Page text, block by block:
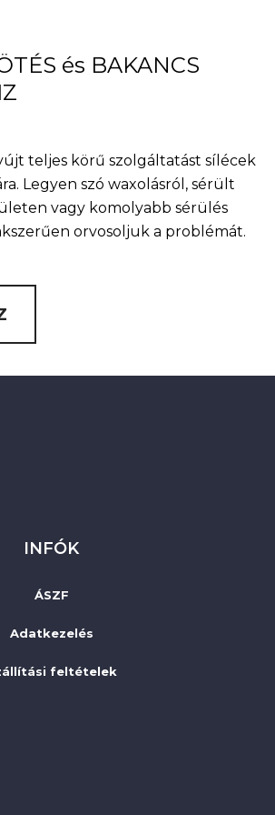
és BAKANCS
teljes körű szolgáltatást sílécek
Legyen szó waxolásról, sérült
vagy komolyabb sérülés
orvosoljuk a problémát.
INFÓK
ÁSZF
Adatkezelés
feltételek